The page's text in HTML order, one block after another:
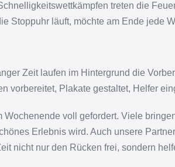
treten die
Stoppuhr läuft, möchte am Ende jede
Zeit laufen im Hintergrund die
vorbereitet, Plakate gestaltet, Helfer
voll gefordert. Viele
Erlebnis wird. Auch unsere
nicht nur den Rücken frei, sondern